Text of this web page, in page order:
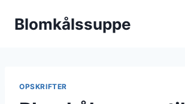
Blomkålssuppe
OPSKRIFTER